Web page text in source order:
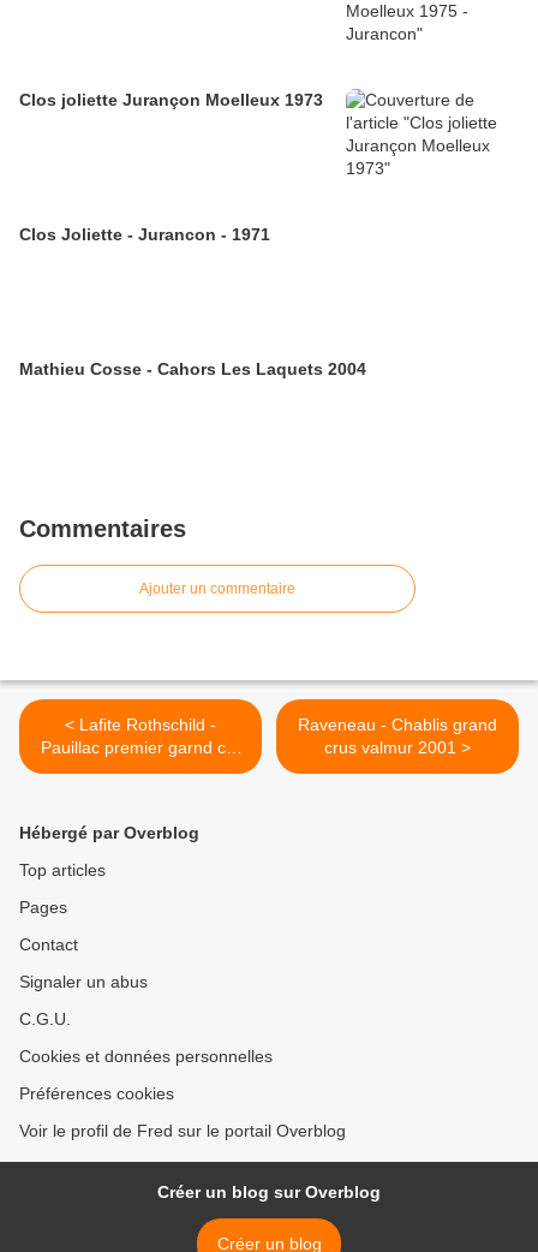
Clos joliette Jurançon Moelleux 1973
Clos Joliette - Jurancon - 1971
Mathieu Cosse - Cahors Les Laquets 2004
Commentaires
Ajouter un commentaire
< Lafite Rothschild -
Pauillac premier garnd cru
1990
Raveneau - Chablis grand
crus valmur 2001 >
Hébergé par Overblog
Top articles
Pages
Contact
Signaler un abus
C.G.U.
Cookies et données personnelles
Préférences cookies
Voir le profil de Fred sur le portail Overblog
Créer un blog sur Overblog
Créer un blog